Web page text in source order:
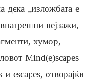
дека „изложбата е
пејзажи,
хумор,
Mind(e)scapes
escapes, отворајќи